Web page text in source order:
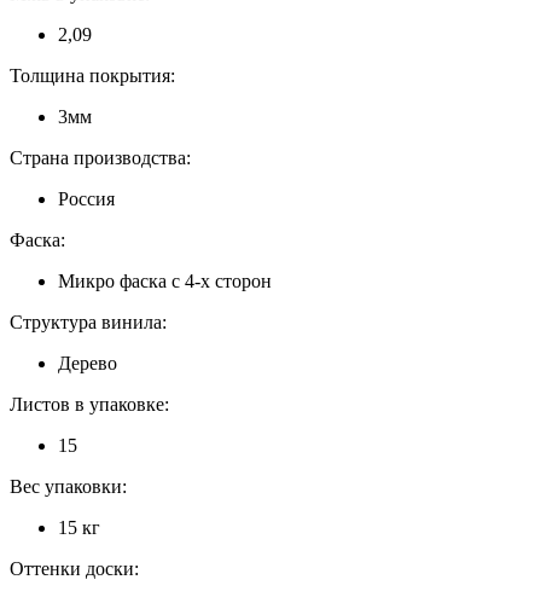
2,09
Толщина покрытия:
3мм
Страна производства:
Россия
Фаска:
Микро фаска с 4-х сторон
Структура винила:
Дерево
Листов в упаковке:
15
Вес упаковки:
15 кг
Оттенки доски: